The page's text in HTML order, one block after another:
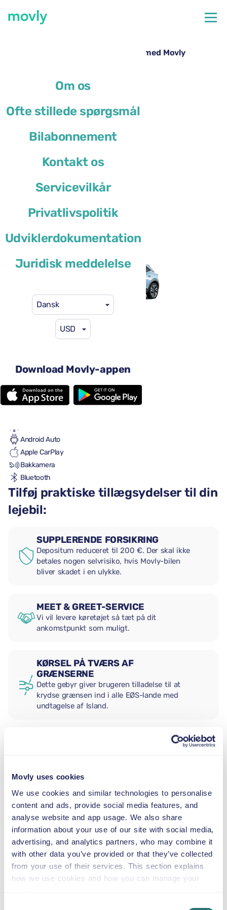
Movly uses cookies
We use cookies and similar technologies to personalise
content and ads, provide social media features, and
analyse website and app usage. We also share
information about your use of our site with social media,
advertising, and analytics partners, who may combine it
with other data you’ve provided or that they’ve collected
from your use of their services. This section explains
how we use cookies and how you can manage your
Om os
Ofte stillede spørgsmål
Bilabonnement
Kontakt os
Servicevilkår
Privatlivspolitik
Udviklerdokumentation
Juridisk meddelelse
Dansk
USD
Download Movly-appen
Billeje i Bari Lufthavn – Opel Mokka med Movly
eller lignende
41 US$ pr. dag
Automatgear
5 sæder
2 store kufferter
En lille kuffert
Android Auto
Apple CarPlay
Bakkamera
Bluetooth
Tilføj praktiske tillægsydelser til din
lejebil:
SUPPLERENDE FORSIKRING
Depositum reduceret til 200 €. Der skal ikke
betales nogen selvrisiko, hvis Movly-bilen
bliver skadet i en ulykke.
MEET & GREET-SERVICE
Vi vil levere køretøjet så tæt på dit
ankomstpunkt som muligt.
KØRSEL PÅ TVÆRS AF
GRÆNSERNE
Dette gebyr giver brugeren tilladelse til at
krydse grænsen ind i alle EØS-lande med
undtagelse af Island.
2,5–13 kg
BARNESÆDE
9–18 kg
AUTOSTOL